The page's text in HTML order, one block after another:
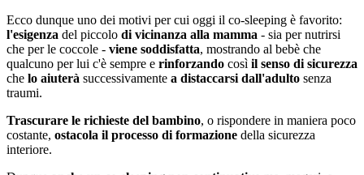
Ecco dunque uno dei motivi per cui oggi il co-sleeping è favorito:
l'esigenza del piccolo di vicinanza alla mamma - sia per nutrirsi
che per le coccole - viene soddisfatta, mostrando al bebè che
qualcuno per lui c'è sempre e rinforzando così il senso di sicurezza
che lo aiuterà successivamente a distaccarsi dall'adulto senza
traumi.
Trascurare le richieste del bambino, o rispondere in maniera poco
costante, ostacola il processo di formazione della sicurezza
interiore.